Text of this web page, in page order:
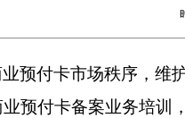
预付卡市场秩序，维
预付卡备案业务培